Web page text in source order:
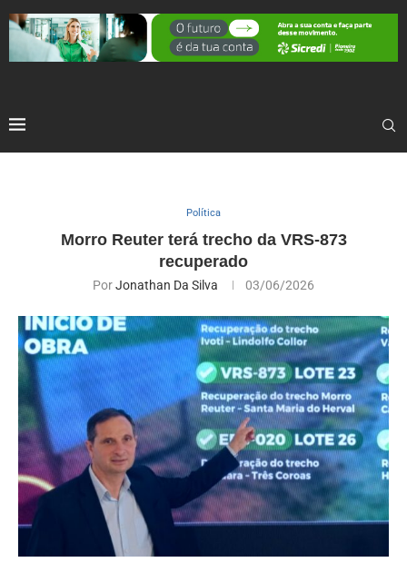
Política
Morro Reuter terá trecho da VRS-873
recuperado
PorJonathan Da Silva 03/06/2026